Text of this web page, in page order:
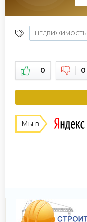
НЕДВИЖИМОСТЬ
0 0
Мы в